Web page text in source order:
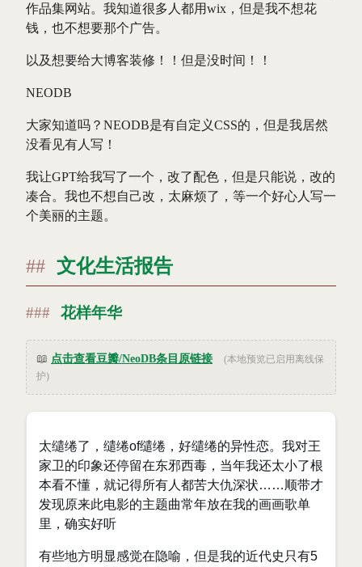
作品集网站。我知道很多人都用wix，但是我不想花
钱，也不想要那个广告。
以及想要给大博客装修！！但是没时间！！
NEODB
大家知道吗？NEODB是有自定义CSS的，但是我居然
没看见有人写！
我让GPT给我写了一个，改了配色，但是只能说，改的
凑合。我也不想自己改，太麻烦了，等一个好心人写一
个美丽的主题。
文化生活报告
花样年华
📖 点击查看豆瓣/NeoDB条目原链接
(本地预览已启用离线保
护)
太缱绻了，缱绻of缱绻，好缱绻的异性恋。我对王
家卫的印象还停留在东邪西毒，当年我还太小了根
本看不懂，就记得所有人都苦大仇深状……顺带才
发现原来此电影的主题曲常年放在我的画画歌单
里，确实好听
有些地方明显感觉在隐喻，但是我的近代史只有5